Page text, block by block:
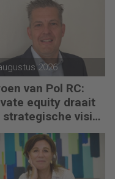
2026
van Pol RC:
equity draait
strategische visie